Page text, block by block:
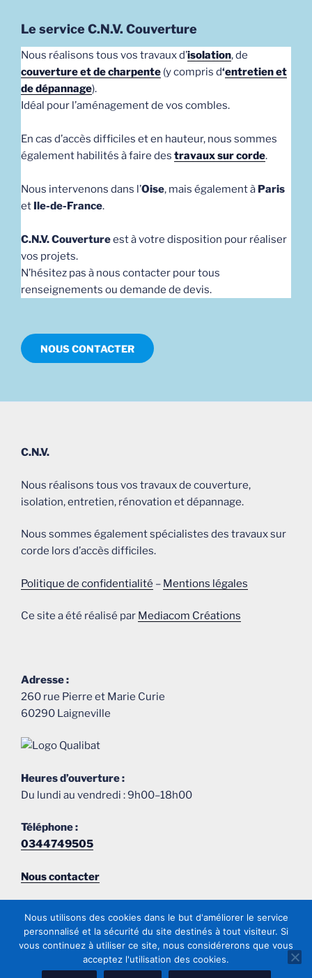
Le service C.N.V. Couverture
Nous réalisons tous vos travaux d’isolation, de
couverture et de charpente (y compris d‘entretien et
de dépannage).
Idéal pour l’aménagement de vos combles.
En cas d’accès difficiles et en hauteur, nous sommes
également habilités à faire des travaux sur corde.
Nous intervenons dans l’Oise, mais également à Paris
et Ile-de-France.
C.N.V. Couvertureest à votre disposition pour réaliser
vos projets.
N’hésitez pas à nous contacter pour tous
renseignements ou demande de devis.
NOUS CONTACTER
C.N.V.
Nous réalisons tous vos travaux de couverture,
isolation, entretien, rénovation et dépannage.
Nous sommes également spécialistes des travaux sur
corde lors d’accès difficiles.
Politique de confidentialité – Mentions légales
Ce site a été réalisé par Mediacom Créations
Adresse :
260 rue Pierre et Marie Curie
60290 Laigneville
Heures d’ouverture :
Du lundi au vendredi : 9h00–18h00
Téléphone :
0344749505
Nous contacter
Nous utilisons des cookies dans le but d'améliorer le service
personnalisé et la sécurité du site destinés à tout visiteur. Si
vous continuez à utiliser ce site, nous considérerons que vous
acceptez l'utilisation des cookies.